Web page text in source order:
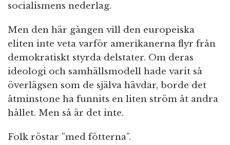
socialismens nederlag.
Men den här gången vill den europeiska
eliten inte veta varför amerikanerna flyr från
demokratiskt styrda delstater. Om deras
ideologi och samhällsmodell hade varit så
överlägsen som de själva hävdar, borde det
åtminstone ha funnits en liten ström åt andra
hållet. Men så är det inte.
Folk röstar ”med fötterna”.